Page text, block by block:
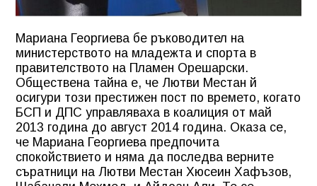
Мариана Георгиева бе ръководител на
министерството на младежта и спорта в
правителството на Пламен Орешарски.
Обществена тайна е, че Лютви Местан й
осигури този престижен пост по времето, когато
БСП и ДПС управляваха в коалиция от май
2013 година до август 2014 година. Оказа се,
че Мариана Георгиева предпочита
спокойствието и няма да последва верните
съратници на Лютви Местан Хюсеин Хафъзов,